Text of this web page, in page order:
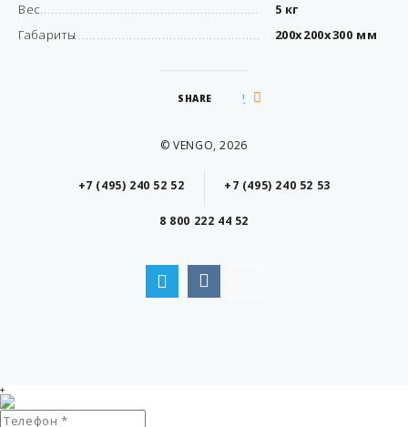
Вес
5 кг
Габариты
200х200х300 мм
SHARE
© VENGO, 2026
+7 (495) 240 52 52 +7 (495) 240 52 53
8 800 222 44 52
+